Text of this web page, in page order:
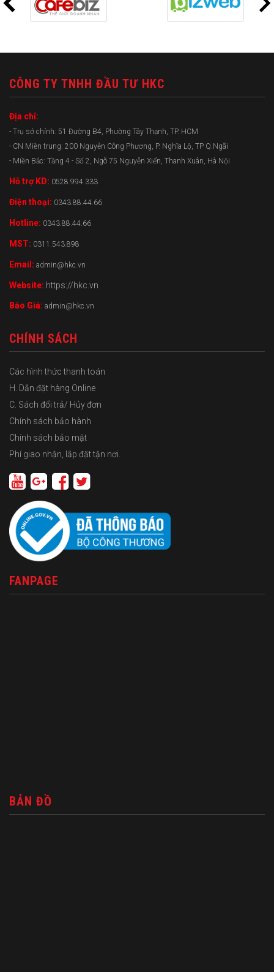
CÔNG TY TNHH ĐẦU TƯ HKC
Địa chỉ:
- Trụ sở chính: 51 Đường B4, Phường Tây Thạnh, TP. HCM
- CN Miền trung: 200 Nguyễn Công Phương, P. Nghĩa Lộ, TP Q.Ngãi
- Miền Bắc: Tầng 4 - Số 2, Ngõ 75 Nguyễn Xiển, Thanh Xuân, Hà Nội
Hỗ trợ KD: 0528.994.333
Điện thoại: 0343.88.44.66
Hotline: 0343.88.44.66
MST: 0311.543.898
Email: admin@hkc.vn
Website: https://hkc.vn
Báo Giá: admin@hkc.vn
CHÍNH SÁCH
Các hình thức thanh toán
H. Dẫn đặt hàng Online
C. Sách đổi trả/ Hủy đơn
Chính sách bảo hành
Chính sách bảo mật
Phí giao nhận, lắp đặt tận nơi.
FANPAGE
BẢN ĐỒ